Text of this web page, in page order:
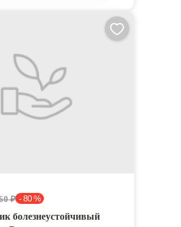
₽ - 80 %
болезнеустойчивый